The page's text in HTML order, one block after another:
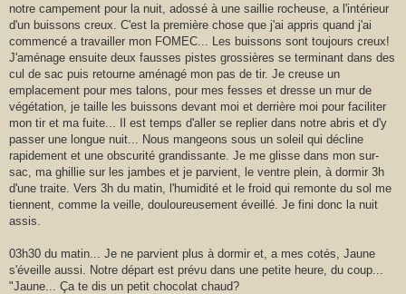
notre campement pour la nuit, adossé à une saillie rocheuse, a l'intérieur
d'un buissons creux. C'est la première chose que j'ai appris quand j'ai
commencé a travailler mon FOMEC... Les buissons sont toujours creux!
J'aménage ensuite deux fausses pistes grossières se terminant dans des
cul de sac puis retourne aménagé mon pas de tir. Je creuse un
emplacement pour mes talons, pour mes fesses et dresse un mur de
végétation, je taille les buissons devant moi et derrière moi pour faciliter
mon tir et ma fuite... Il est temps d'aller se replier dans notre abris et d'y
passer une longue nuit... Nous mangeons sous un soleil qui décline
rapidement et une obscurité grandissante. Je me glisse dans mon sur-
sac, ma ghillie sur les jambes et je parvient, le ventre plein, à dormir 3h
d'une traite. Vers 3h du matin, l'humidité et le froid qui remonte du sol me
tiennent, comme la veille, douloureusement éveillé. Je fini donc la nuit
assis.
03h30 du matin... Je ne parvient plus à dormir et, a mes cotés, Jaune
s'éveille aussi. Notre départ est prévu dans une petite heure, du coup...
"Jaune... Ça te dis un petit chocolat chaud?